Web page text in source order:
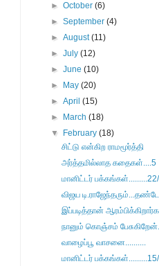
►October(6)
►September(4)
►August(11)
►July(12)
►June(10)
►
May(20)
►April(15)
►
March(18)
▼
February(18)
சிட்டு என்கிற ராமமூர்த்தி
அர்த்தமில்லாத கதைகள்....5
மானிட்டர்
விஜய
இப்படித்தான்
நானும் கொஞ்சம்
வாழைப்பூ வாசனை..........
மானிட்டர்